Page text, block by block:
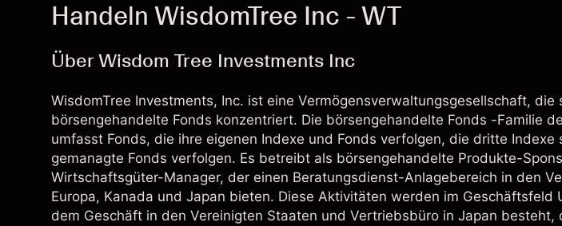
Handeln WisdomTree Inc - WT
Über Wisdom Tree Investments Inc
WisdomTree Investments, Inc. ist eine Vermögensverwaltungsgesellschaft, die
börsengehandelte Fonds konzentriert. Die börsengehandelte Fonds -Familie
umfasst Fonds, die ihre eigenen Indexe und Fonds verfolgen, die dritte Indexe
gemanagte Fonds verfolgen. Es betreibt als börsengehandelte Produkte-
Wirtschaftsgüter-Manager, der einen Beratungsdienst-Anlagebereich in den
Europa, Kanada und Japan bieten. Diese Aktivitäten werden im Geschäftsfeld
dem Geschäft in den Vereinigten Staaten und Vertriebsbüro in Japan besteht,